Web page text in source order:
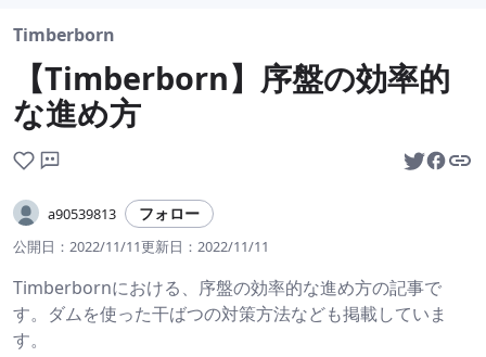
Timberborn
【Timberborn】序盤の効率的
な進め方
a90539813 フォロー
公開日： 2022/11/11更新日： 2022/11/11
Timberbornにおける、序盤の効率的な進め方の記事で
す。ダムを使った干ばつの対策方法なども掲載していま
す。